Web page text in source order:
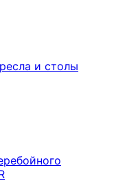
и столы